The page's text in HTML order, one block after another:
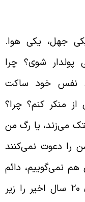
جهل، یکی هوا.
شوی؟ چرا
نفس خود ساکت
منکر کنم؟ چرا؟
می‌زند، یا رگ من
را دعوت نمی‌کنند
نمی‌گوییم، دائم
احتیاط می‌کنم. آن‌هایی که جامعه‌ی 20 سال اخیر را زیر